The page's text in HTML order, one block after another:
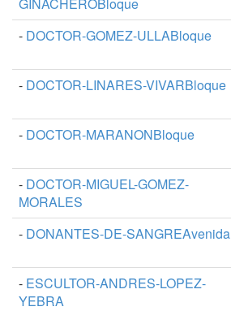
- DOCTOR-GOMEZ-ULLABloque
- DOCTOR-LINARES-VIVARBloque
- DOCTOR-MARANONBloque
- DOCTOR-MIGUEL-GOMEZ-
MORALES
- DONANTES-DE-SANGREAvenida
- ESCULTOR-ANDRES-LOPEZ-
YEBRA